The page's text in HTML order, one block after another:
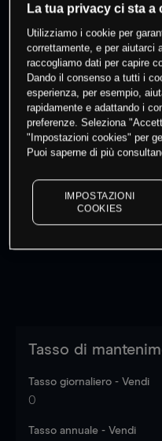
0 % dei clienti
questo prodotto
I prezzi sono solo
dati di mercato
Tasso di
Tasso giornaliero - Vendi
0
Tasso annuale - Vendi
La tua privacy ci sta a
Utilizziamo i cookie per
correttamente, e per aiutarci
raccogliamo dati per capire
Dando il consenso a tutti i
esperienza, per esempio,
rapidamente e adattando i
preferenze. Seleziona
"Impostazioni cookies" per
Puoi saperne di più
IMPOSTAZIONI
COOKIES